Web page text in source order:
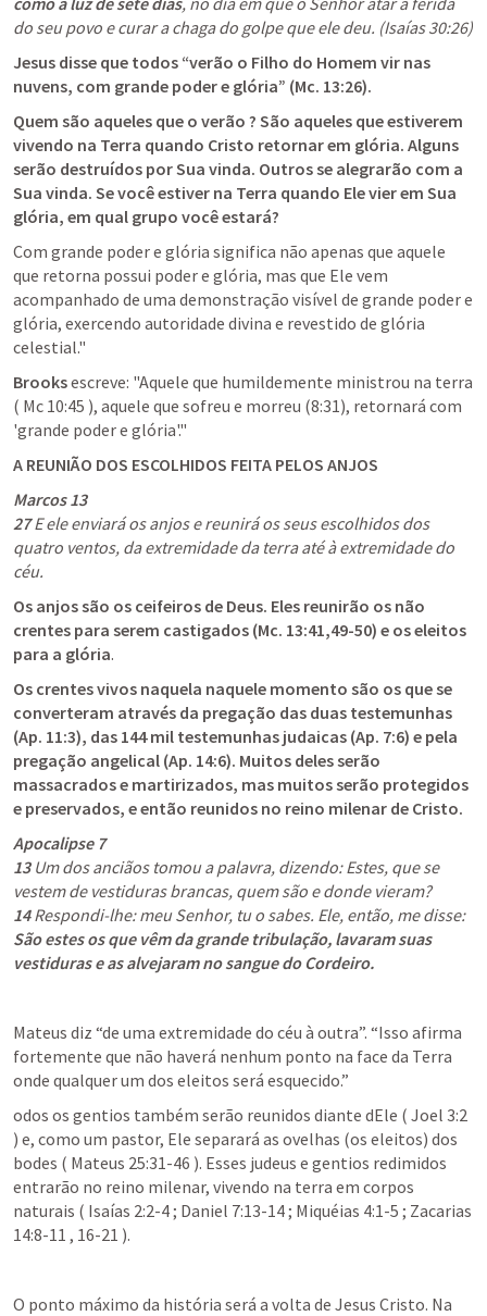
do seu povo e curar a chaga do golpe que ele deu. (Isaías 30:26)
Jesus disse que todos “verão o Filho do Homem vir nas
nuvens, com grande poder e glória” (Mc. 13:26).
Quem são aqueles que o verão ? São aqueles que estiverem
vivendo na Terra quando Cristo retornar em glória. Alguns
serão destruídos por Sua vinda. Outros se alegrarão com a
Sua vinda. Se você estiver na Terra quando Ele vier em Sua
glória, em qual grupo você estará?
Com grande poder e glória significa não apenas que aquele
que retorna possui poder e glória, mas que Ele vem
acompanhado de uma demonstração visível de grande poder e
glória, exercendo autoridade divina e revestido de glória
celestial."
Brooks escreve: "Aquele que humildemente ministrou na terra
( Mc 10:45 ), aquele que sofreu e morreu (8:31), retornará com
'grande poder e glória'."
A REUNIÃO DOS ESCOLHIDOS FEITA PELOS ANJOS
Marcos 13
27 E ele enviará os anjos e reunirá os seus escolhidos dos
quatro ventos, da extremidade da terra até à extremidade do
céu.
Os anjos são os ceifeiros de Deus. Eles reunirão os não
crentes para serem castigados (Mc. 13:41,49-50) e os eleitos
para a glória.
Os crentes vivos naquela naquele momento são os que se
converteram através da pregação das duas testemunhas
(Ap. 11:3), das 144 mil testemunhas judaicas (Ap. 7:6) e pela
pregação angelical (Ap. 14:6). Muitos deles serão
massacrados e martirizados, mas muitos serão protegidos
e preservados, e então reunidos no reino milenar de Cristo.
Apocalipse 7
13 Um dos anciãos tomou a palavra, dizendo: Estes, que se
14
Respondi-lhe: meu Senhor, tu o sabes. Ele, então, me disse:
São estes os que vêm da grande tribulação, lavaram suas
vestiduras e as alvejaram no sangue do Cordeiro.
Mateus diz “de uma extremidade do céu à outra”. “Isso afirma
fortemente que não haverá nenhum ponto na face da Terra
onde qualquer um dos eleitos será esquecido.”
odos os gentios também serão reunidos diante dEle ( Joel 3:2
) e, como um pastor, Ele separará as ovelhas (os eleitos) dos
bodes ( Mateus 25:31-46 ). Esses judeus e gentios redimidos
entrarão no reino milenar, vivendo na terra em corpos
naturais ( Isaías 2:2-4 ; Daniel 7:13-14 ; Miquéias 4:1-5 ; Zacarias
14:8-11 , 16-21 ).
O ponto máximo da história será a volta de Jesus Cristo. Na